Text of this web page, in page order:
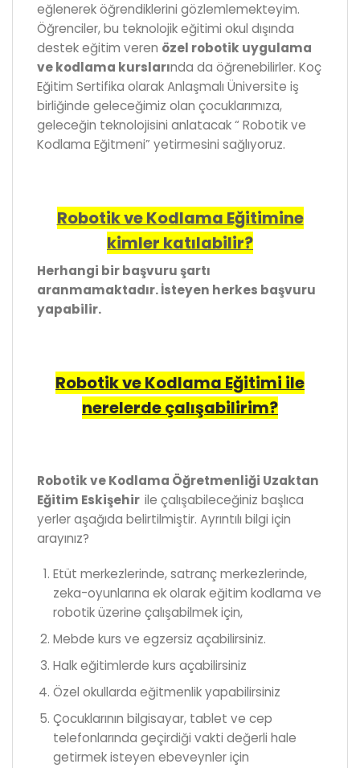
eğlenerek öğrendiklerini gözlemlemekteyim.
Öğrenciler, bu teknolojik eğitimi okul dışında
destek eğitim veren özel robotik uygulama
ve kodlama kurslarında da öğrenebilirler. Koç
Eğitim Sertifika olarak Anlaşmalı Üniversite iş
birliğinde geleceğimiz olan çocuklarımıza,
geleceğin teknolojisini anlatacak “ Robotik ve
Kodlama Eğitmeni” yetirmesini sağlıyoruz.
Robotik ve Kodlama Eğitimine
kimler katılabilir?
Herhangi bir başvuru şartı
aranmamaktadır. İsteyen herkes başvuru
yapabilir.
Robotik ve Kodlama Eğitimi ile
nerelerde çalışabilirim?
Robotik ve Kodlama Öğretmenliği Uzaktan
Eğitim Eskişehir ile çalışabileceğiniz başlıca
yerler aşağıda belirtilmiştir. Ayrıntılı bilgi için
arayınız?
Etüt merkezlerinde, satranç merkezlerinde,
zeka-oyunlarına ek olarak eğitim kodlama ve
robotik üzerine çalışabilmek için,
Mebde kurs ve egzersiz açabilirsiniz.
Halk eğitimlerde kurs açabilirsiniz
Özel okullarda eğitmenlik yapabilirsiniz
Çocuklarının bilgisayar, tablet ve cep
telefonlarında geçirdiği vakti değerli hale
getirmek isteyen ebeveynler için